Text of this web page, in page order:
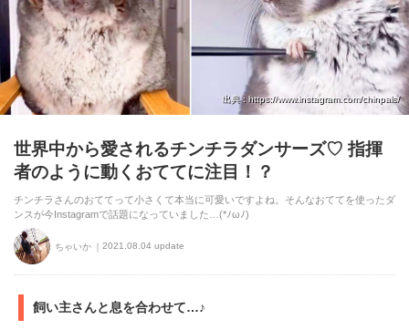
出典 : https://www.instagram.com/chinpals/
世界中から愛されるチンチラダンサーズ♡ 指揮
者のように動くおててに注目！？
チンチラさんのおててって小さくて本当に可愛いですよね。そんなおててを使ったダ
ンスが今Instagramで話題になっていました…(*ﾉωﾉ)
ちゃいか 2021.08.04 update
飼い主さんと息を合わせて…♪